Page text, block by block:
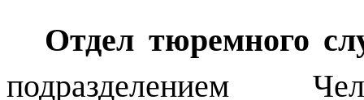
Отдел тюремного
подразделением